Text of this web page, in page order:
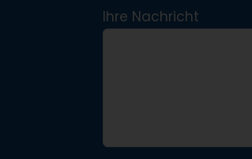
Ihre Nachricht